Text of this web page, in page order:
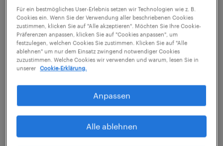
weltweiten Kapitalmärkten stets im Blick und
teilen die Leidenschaft für
Veranlagungsprodukte? Sie möchten Ihr
tiefgehendes Verständnis für
um Fondsprodukte strategisch zu begleiten
und den Vertrieb auf das nächste Level zu
Für ein bestmögliches User-Erlebnis setzen wir Technologien wie z. B.
Cookies ein. Wenn Sie der Verwendung aller beschriebenen Cookies
zustimmen, klicken Sie auf "Alle akzeptieren". Möchten Sie Ihre Cookie-
Präferenzen anpassen, klicken Sie auf "Cookies anpassen", um
festzulegen, welchen Cookies Sie zustimmen. Klicken Sie auf "Alle
ablehnen" um nur dem Einsatz zwingend notwendiger Cookies
zuzustimmen. Welche Cookies wir verwenden und warum, lesen Sie in
unserer
Cookie-Erklärung.
Anpassen
Alle ablehnen